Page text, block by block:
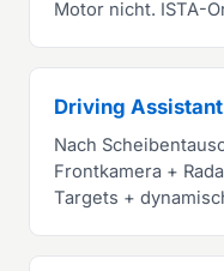
Motor nicht. ISTA-
Driving
Nach
Frontkamera +
Targets +